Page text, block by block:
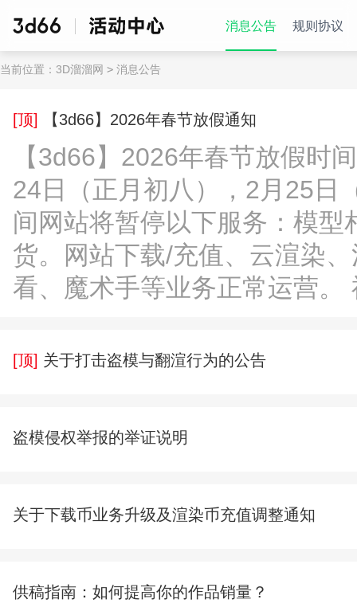
消息公告 规则协议
当前位置： 3D溜溜网 > 消息公告
[顶] 【3d66】2026年春节放假通知
【3d66】2026年春节放假时
24日（正月初八），2月25日
间网站将暂停以下服务：模
货。网站下载/充值、云渲染
看、魔术手等业务正常运营
[顶] 关于打击盗模与翻渲行为的公告
盗模侵权举报的举证说明
关于下载币业务升级及渲染币充值调整通知
供稿指南：如何提高你的作品销量？